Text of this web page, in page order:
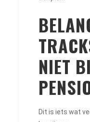
NIET
Dit is iets wat